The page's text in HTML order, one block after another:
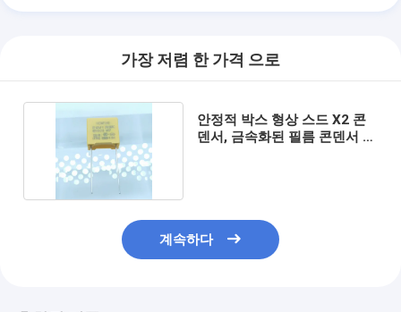
가장 저렴 한 가격 으로
안정적 박스 형상 스드 X2 콘
덴서, 금속화된 필름 콘덴서 방
계속하다